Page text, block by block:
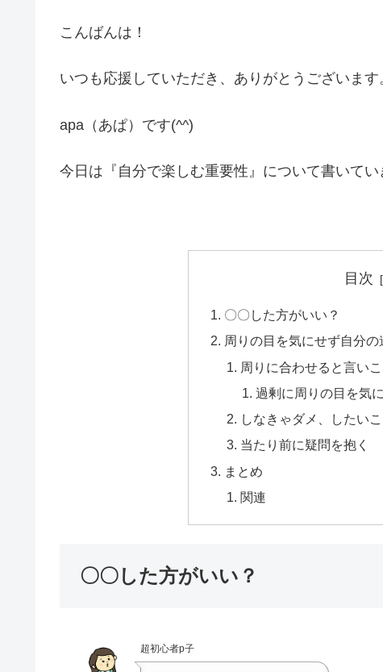
こんばんは！
いつも応援していただき、ありがとうございます
apa（あぱ）です(^^)
今日は『自分で楽しむ重要性』について書いてい
目次
〇〇した方がいい？
周りの目を気にせず自分の
周りに合わせると言い
過剰に周りの目を気
しなきゃダメ、したい
当たり前に疑問を抱く
まとめ
関連
〇〇した方がいい？
超初心者p子